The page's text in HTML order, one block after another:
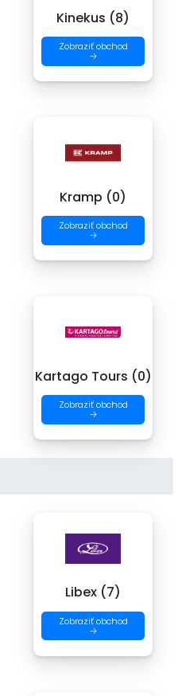
Kinekus (8)
Zobraziť obchod
→
Kramp (0)
Zobraziť obchod
→
Kartago Tours (0)
Zobraziť obchod
→
Libex (7)
Zobraziť obchod
→